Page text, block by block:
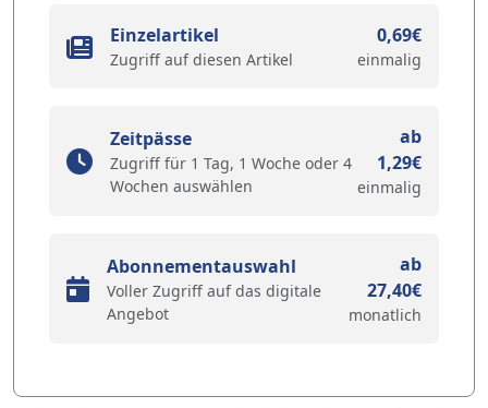
Einzelartikel
Zugriff auf diesen Artikel
0,69€
einmalig
Zeitpässe
Zugriff für 1 Tag, 1 Woche oder 4
Wochen auswählen
ab
1,29€
einmalig
Abonnementauswahl
Voller Zugriff auf das digitale
Angebot
ab
27,40€
monatlich